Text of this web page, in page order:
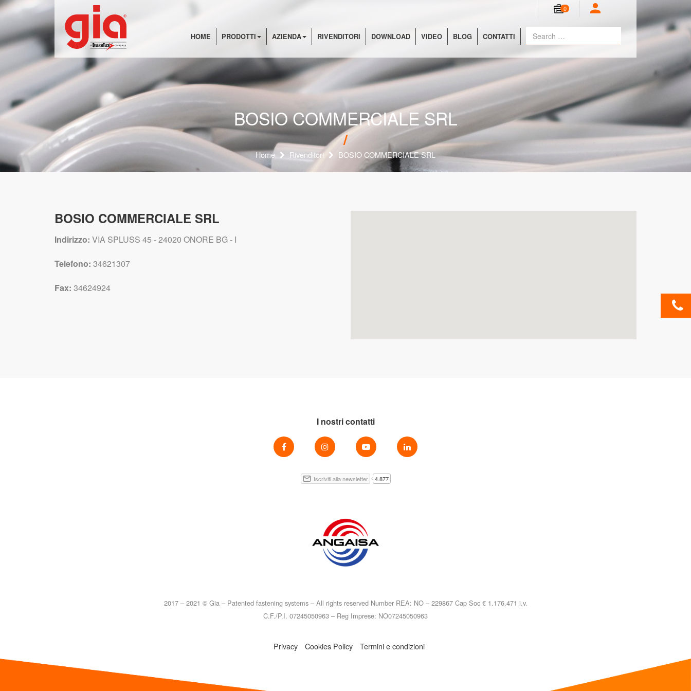
0
HOME PRODOTTI AZIENDA RIVENDITORI DOWNLOAD VIDEO BLOG CONTATTI
BOSIO COMMERCIALE SRL
Home Rivenditori BOSIO COMMERCIALE SRL
BOSIO COMMERCIALE SRL
Indirizzo: VIA SPLUSS 45 - 24020 ONORE BG - I
Telefono: 34621307
Fax: 34624924
I nostri contatti
2017 – 2021 © Gia – Patented fastening systems – All rights reserved Number REA: NO – 229867 Cap Soc € 1.176.471 i.v.
C.F./P.I. 07245050963 – Reg Imprese: NO07245050963
Privacy Cookies Policy Termini e condizioni